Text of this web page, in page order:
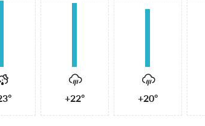
+22° +20°